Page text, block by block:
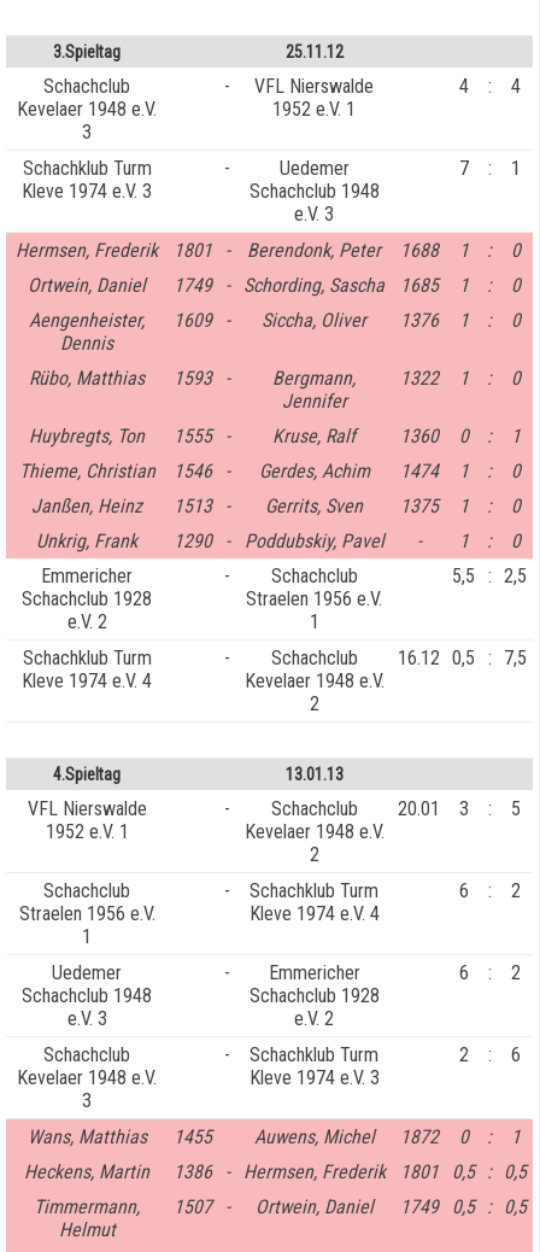
3.Spieltag 25.11.12
Schachclub
Kevelaer 1948 e.V.
3
-
VFL Nierswalde
1952 e.V. 1
4 : 4
Schachklub Turm
Kleve 1974 e.V. 3
-
Uedemer
Schachclub 1948
e.V. 3
7 : 1
Hermsen, Frederik 1801 - Berendonk, Peter 1688 1 :
0
Ortwein, Daniel
1749 - Schording, Sascha 1685 1 :
0
Aengenheister,
Dennis
1609 - Siccha, Oliver 1376 1 : 0
Rübo, Matthias 1593 -
Bergmann,
Jennifer
1322 1 : 0
Huybregts, Ton 1555 - Kruse, Ralf 1360 0 :
1
Thieme, Christian
1546 - Gerdes, Achim 1474 1 :
0
Janßen, Heinz
1513 - Gerrits, Sven 1375 1 :
0
Unkrig, Frank
1290 - Poddubskiy, Pavel - 1 :
0
Emmericher
Schachclub 1928
e.V. 2
-
Schachclub
Straelen 1956 e.V.
1
5,5 : 2,5
Schachklub Turm
Kleve 1974 e.V. 4
-
Schachclub
Kevelaer 1948 e.V.
2
16.12 0,5 : 7,5
4.Spieltag 13.01.13
VFL Nierswalde
1952 e.V. 1
-
Schachclub
Kevelaer 1948 e.V.
2
20.01 3 : 5
Schachclub
Straelen 1956 e.V.
1
-
Schachklub Turm
Kleve 1974 e.V. 4
6 : 2
Uedemer
Schachclub 1948
e.V. 3
-
Emmericher
Schachclub 1928
e.V. 2
6 : 2
Schachclub
Kevelaer 1948 e.V.
3
-
Schachklub Turm
Kleve 1974 e.V. 3
2 : 6
Wans, Matthias 1455 Auwens, Michel 1872 0 :
1
Heckens, Martin
1386 - Hermsen, Frederik 1801 0,5 : 0,5
Timmermann,
Helmut
1507 - Ortwein, Daniel 1749 0,5 : 0,5